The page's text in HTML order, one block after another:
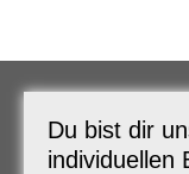
Du bist dir
individuellen